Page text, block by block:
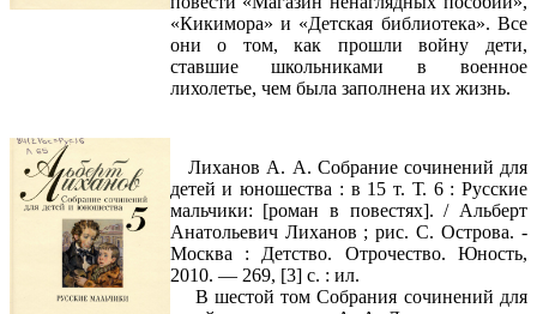
«Кикимора» и «Детская библиотека». Все
они о том, как прошли войну дети,
ставшие школьниками в военное
лихолетье, чем была заполнена их жизнь.
Лиханов А. А. Собрание сочинений для
детей и юношества : в 15 т. Т. 6 : Русские
мальчики: [роман в повестях]. / Альберт
Анатольевич Лиханов ; рис. С. Острова. -
Москва : Детство. Отрочество. Юность,
2010. — 269, [3] с. : ил.
В шестой том Собрания сочинений для